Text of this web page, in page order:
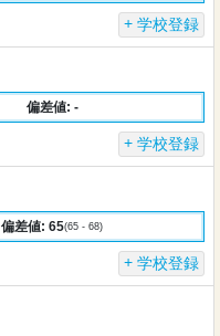
学校登録
偏差値: -
学校登録
偏差値: 65(65 - 68)
学校登録